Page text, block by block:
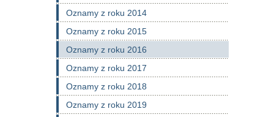
Oznamy z roku 2014
Oznamy z roku 2015
Oznamy z roku 2016
Oznamy z roku 2017
Oznamy z roku 2018
Oznamy z roku 2019